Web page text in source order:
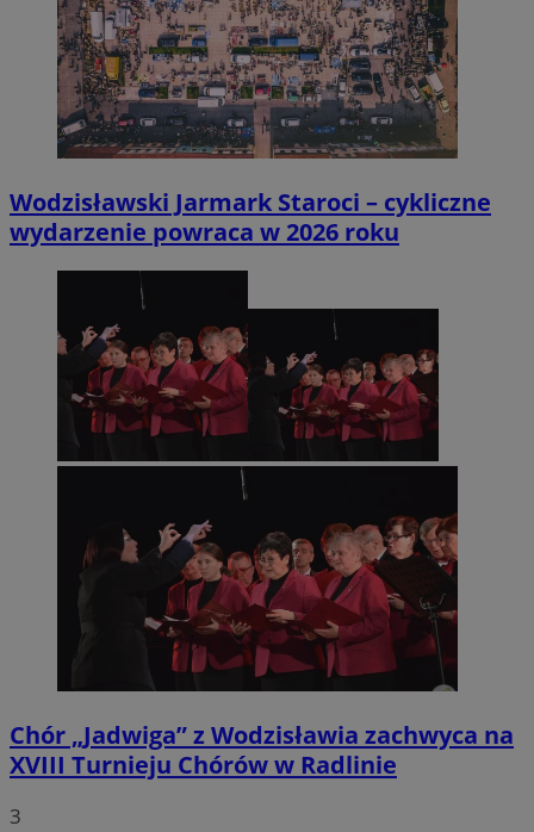
Wodzisławski Jarmark Staroci – cykliczne
wydarzenie powraca w 2026 roku
Chór „Jadwiga” z Wodzisławia zachwyca na
XVIII Turnieju Chórów w Radlinie
3